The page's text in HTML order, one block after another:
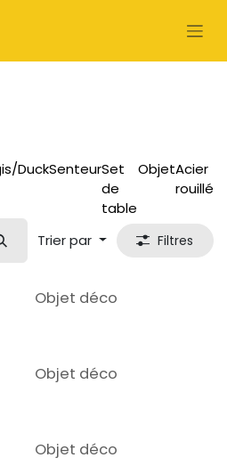
DuckSenteurSet
de
table
ObjetAcier
rouillé
Trier par Filtres
Objet déco
Objet déco
Objet déco